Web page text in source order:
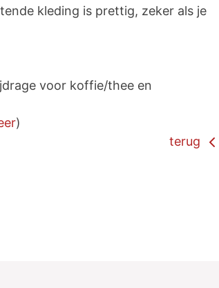
kleding is prettig, zeker als je
voor koffie/thee en
)
terug